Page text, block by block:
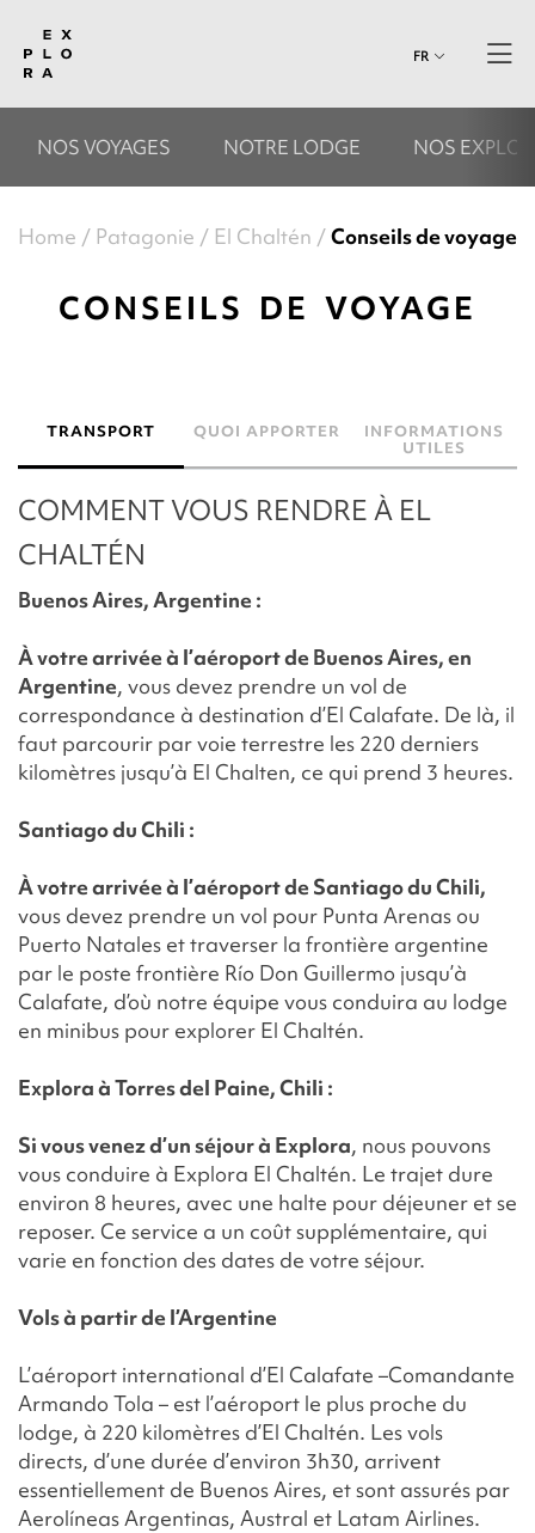
FR
NOS VOYAGES NOTRE LODGE NOS
Home Patagonie El Chaltén Conseils de voyage
CONSEILS DE VOYAGE
TRANSPORT QUOI APPORTER
INFORMATIONS
UTILES
COMMENT VOUS RENDRE À EL
CHALTÉN
Buenos Aires, Argentine :
À votre arrivée à l’aéroport de Buenos Aires, en
Argentine, vous devez prendre un vol de
correspondance à destination d’El Calafate. De là, il
faut parcourir par voie terrestre les 220 derniers
kilomètres jusqu’à El Chalten, ce qui prend 3 heures.
Santiago du Chili :
À votre arrivée à l’aéroport de Santiago du Chili,
vous devez prendre un vol pour Punta Arenas ou
Puerto Natales et traverser la frontière argentine
par le poste frontière Río Don Guillermo jusqu’à
Calafate, d’où notre équipe vous conduira au lodge
en minibus pour explorer El Chaltén.
Explora à Torres del Paine, Chili :
Si vous venez d’un séjour à Explora, nous pouvons
vous conduire à Explora El Chaltén. Le trajet dure
environ 8 heures, avec une halte pour déjeuner et se
reposer. Ce service a un coût supplémentaire, qui
varie en fonction des dates de votre séjour.
Vols à partir de l’Argentine
L’aéroport international d’El Calafate –Comandante
Armando Tola – est l’aéroport le plus proche du
lodge, à 220 kilomètres d’El Chaltén. Les vols
directs, d’une durée d’environ 3h30, arrivent
essentiellement de Buenos Aires, et sont assurés par
Aerolíneas Argentinas, Austral et Latam Airlines.